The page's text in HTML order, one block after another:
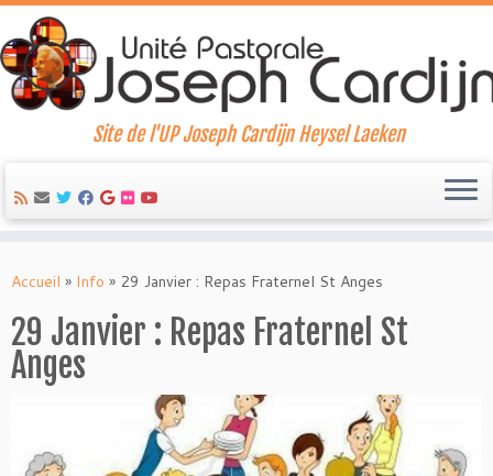
to
Site de l'UP Joseph Cardijn Heysel Laeken
Accueil » Info » 29 Janvier : Repas Fraternel St Anges
29 Janvier : Repas Fraternel St
Anges